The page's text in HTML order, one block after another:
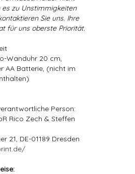
es zu Unstimmigkeiten
Sie uns. Ihre
für uns oberste Priorität.
Wanduhr 20 cm,
AA Batterie, (nicht im
Person:
Rico Zech & Steffen
21, DE-01189 Dresden